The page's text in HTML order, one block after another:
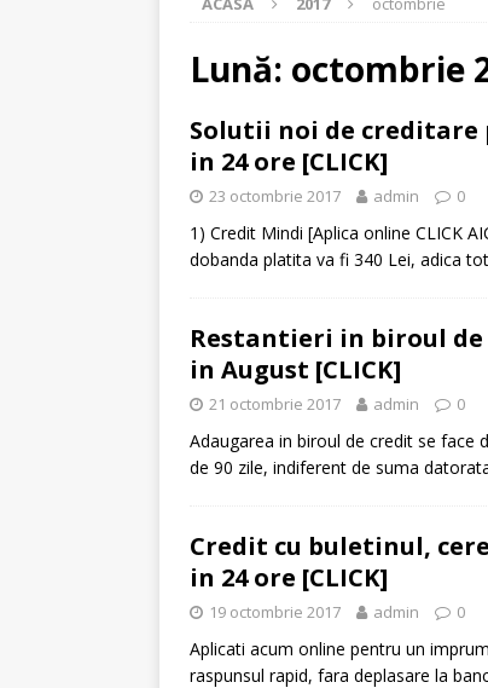
[ 8 septembrie
plafonarea
RAPID
[ 29 iulie 2024 ]
[ 6 ianuarie
Lună: octombrie
Solutii noi de creditare
in 24 ore [CLICK]
23 octombrie 2017 admin 0
1) Credit Mindi [Aplica online CLICK
dobanda platita va fi 340 Lei, adica
Restantieri in biroul
in August [CLICK]
21 octombrie 2017 admin 0
Adaugarea in biroul de credit se face
de 90 zile, indiferent de suma
Credit cu buletinul,
in 24 ore [CLICK]
19 octombrie 2017 admin 0
Aplicati acum online pentru un
raspunsul rapid, fara deplasare la